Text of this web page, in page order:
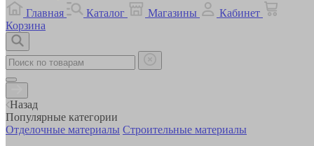
Главная
Каталог Магазины
Кабинет
Корзина
Назад
Популярные категории
Отделочные материалы Строительные материалы